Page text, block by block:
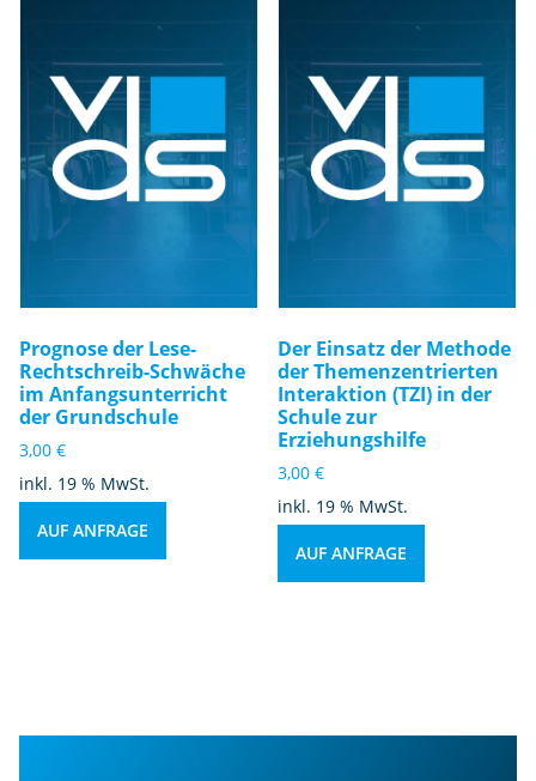
Prognose der Lese-
Rechtschreib-Schwäche
im Anfangsunterricht
der Grundschule
3,00 €
inkl. 19 % MwSt.
AUF ANFRAGE
Der Einsatz der Methode
der Themenzentrierten
Interaktion (TZI) in der
Schule zur
Erziehungshilfe
3,00€
inkl. 19 % MwSt.
AUF ANFRAGE